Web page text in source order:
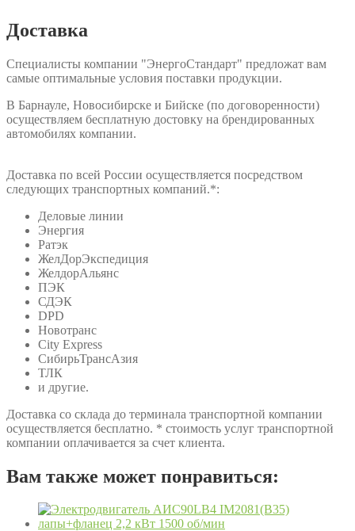
Доставка
Специалисты компании "ЭнергоСтандарт" предложат вам
самые оптимальные условия поставки продукции.
В Барнауле, Новосибирске и Бийске (по договоренности)
осуществляем бесплатную достовку на брендированных
автомобилях компании.
Доставка по всей России осуществляется посредством
следующих транспортных компаний.*:
Деловые линии
Энергия
Ратэк
ЖелДорЭкспедиция
ЖелдорАльянс
ПЭК
СДЭК
DPD
Новотранс
City Express
СибирьТрансАзия
ТЛК
и другие.
Доставка со склада до терминала транспортной компании
осуществляется бесплатно. * стоимость услуг транспортной
компании оплачивается за счет клиента.
Вам также может понравиться: